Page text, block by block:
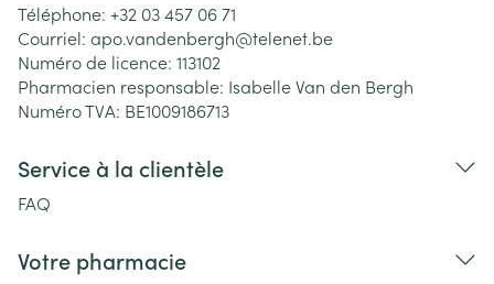
Téléphone: +32 03 457 06 71
Courriel: apo.vandenbergh@telenet.be
Numéro de licence: 113102
Pharmacien responsable: Isabelle Van den Bergh
Numéro TVA: BE1009186713
Service à la clientèle
FAQ
Votre pharmacie